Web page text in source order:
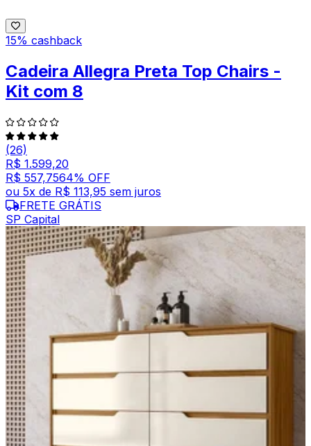
15% cashback
Cadeira Allegra Preta Top Chairs -
Kit com 8
(26)
R$ 1.599,20
R$ 557,7564% OFF
ou 5x de R$ 113,95 sem juros
FRETE GRÁTIS
SP Capital